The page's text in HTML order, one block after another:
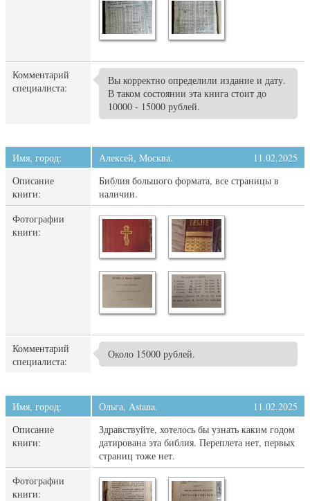
Комментарий
специалиста:
Вы корректно определили издание и дату.
В таком состоянии эта книга стоит до
10000 - 15000 рублей.
Имя, город: Алексей, Москва.
11.02.2025
Описание
книги:
Библия большого формата, все страницы в
наличии.
Фотографии
книги:
Комментарий
специалиста:
Около 15000 рублей.
Имя, город: Ольга, Astana.
11.02.2025
Описание
книги:
Здравствуйте, хотелось бы узнать каким годом
датирована эта библия. Переплета нет, первых
страниц тоже нет.
Фотографии
книги: